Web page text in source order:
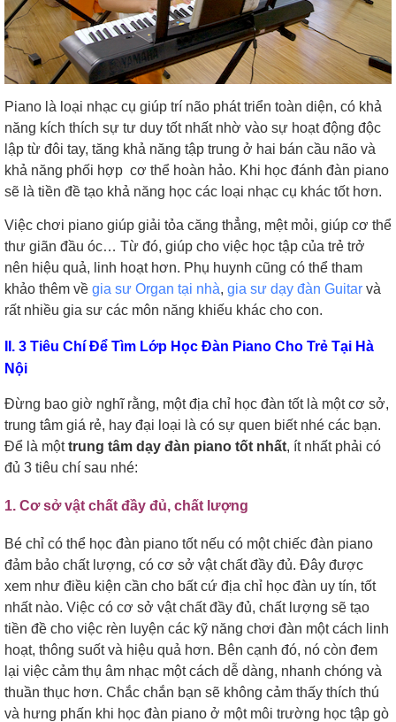
Piano là loại nhạc cụ giúp trí não phát triển toàn diện, có khả
năng kích thích sự tư duy tốt nhất nhờ vào sự hoạt động độc
lập từ đôi tay, tăng khả năng tập trung ở hai bán cầu não và
khả năng phối hợp cơ thể hoàn hảo. Khi học đánh đàn piano
sẽ là tiền đề tạo khả năng học các loại nhạc cụ khác tốt hơn.
Việc chơi piano giúp giải tỏa căng thẳng, mệt mỏi, giúp cơ thể
thư giãn đầu óc… Từ đó, giúp cho việc học tập của trẻ trở
nên hiệu quả, linh hoạt hơn. Phụ huynh cũng có thể tham
khảo thêm về gia sư Organ tại nhà, gia sư dạy đàn Guitar và
rất nhiều gia sư các môn năng khiếu khác cho con.
II. 3 Tiêu Chí Để Tìm Lớp Học Đàn Piano Cho Trẻ Tại Hà
Nội
Đừng bao giờ nghĩ rằng, một địa chỉ học đàn tốt là một cơ sở,
trung tâm giá rẻ, hay đại loại là có sự quen biết nhé các bạn.
Để là mộttrung tâm dạy đàn piano tốt nhất, ít nhất phải có
đủ 3 tiêu chí sau nhé:
1. Cơ sở vật chất đầy đủ, chất lượng
Bé chỉ có thể học đàn piano tốt nếu có một chiếc đàn piano
đảm bảo chất lượng, có cơ sở vật chất đầy đủ. Đây được
xem như điều kiện cần cho bất cứ địa chỉ học đàn uy tín, tốt
nhất nào. Việc có cơ sở vật chất đầy đủ, chất lượng sẽ tạo
tiền đề cho việc rèn luyện các kỹ năng chơi đàn một cách linh
hoạt, thông suốt và hiệu quả hơn. Bên cạnh đó, nó còn đem
lại việc cảm thụ âm nhạc một cách dễ dàng, nhanh chóng và
thuần thục hơn. Chắc chắn bạn sẽ không cảm thấy thích thú
và hưng phấn khi học đàn piano ở một môi trường học tập gò